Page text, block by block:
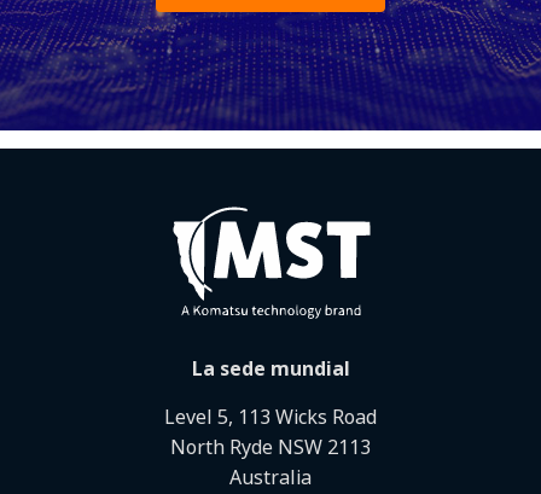
La sede mundial
Level 5, 113 Wicks Road
North Ryde NSW 2113
Australia